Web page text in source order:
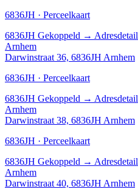
6836JH · Perceelkaart
6836JH Gekoppeld →
Arnhem
Darwinstraat 36, 6836JH Arnhem
6836JH · Perceelkaart
6836JH Gekoppeld →
Arnhem
Darwinstraat 38, 6836JH Arnhem
6836JH · Perceelkaart
6836JH Gekoppeld →
Arnhem
Darwinstraat 40, 6836JH Arnhem